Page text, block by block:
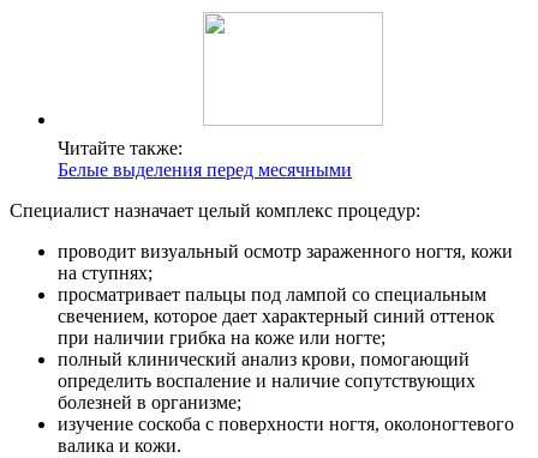
Читайте также:
Белые выделения перед месячными
Специалист назначает целый комплекс процедур:
проводит визуальный осмотр зараженного ногтя, кожи
на ступнях;
просматривает пальцы под лампой со специальным
свечением, которое дает характерный синий оттенок
при наличии грибка на коже или ногте;
полный клинический анализ крови, помогающий
определить воспаление и наличие сопутствующих
болезней в организме;
изучение соскоба с поверхности ногтя, околоногтевого
валика и кожи.